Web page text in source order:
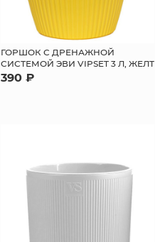
ГОРШОК С ДРЕНАЖНОЙ
СИСТЕМОЙ ЭВИ VIPSET 3 Л, ЖЕЛТ
390 ₽